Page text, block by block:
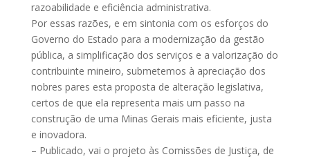
razoabilidade e eficiência administrativa.
Por essas razões, e em sintonia com os esforços do
Governo do Estado para a modernização da gestão
pública, a simplificação dos serviços e a valorização do
contribuinte mineiro, submetemos à apreciação dos
nobres pares esta proposta de alteração legislativa,
certos de que ela representa mais um passo na
construção de uma Minas Gerais mais eficiente, justa
e inovadora.
– Publicado, vai o projeto às Comissões de Justiça, de